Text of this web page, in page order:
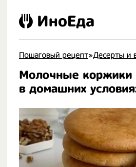
Пошаговый рецепт»Десерты и
Молочные коржики
в домашних
ИноЕда